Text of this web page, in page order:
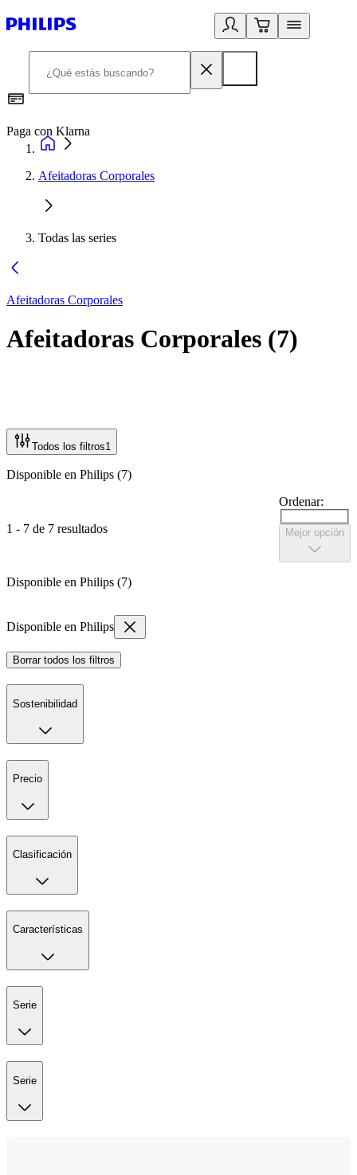
Paga con Klarna
Afeitadoras Corporales
Todas las series
Afeitadoras Corporales
Afeitadoras Corporales (7)
Todos los filtros1
Disponible en Philips (7)
1 - 7 de 7 resultados
Ordenar:
Mejor opción
Disponible en Philips (7)
Disponible en Philips
Borrar todos los filtros
Sostenibilidad
Precio
Clasificación
Características
Serie
Serie